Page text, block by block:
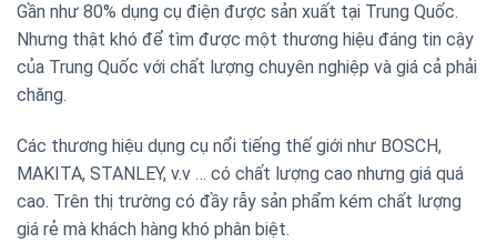
Gần như 80% dụng cụ điện được sản xuất tại Trung Quốc.
Nhưng thật khó để tìm được một thương hiệu đáng tin cậy
của Trung Quốc với chất lượng chuyên nghiệp và giá cả phải
chăng.
Các thương hiệu dụng cụ nổi tiếng thế giới như BOSCH,
MAKITA, STANLEY, v.v … có chất lượng cao nhưng giá quá
cao. Trên thị trường có đầy rẫy sản phẩm kém chất lượng
giá rẻ mà khách hàng khó phân biệt.